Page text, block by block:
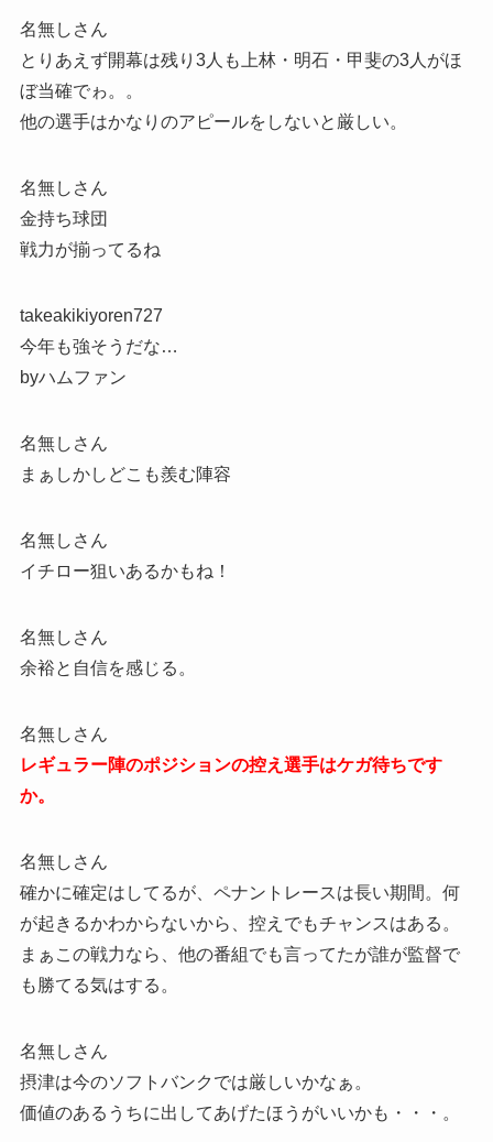
名無しさん
とりあえず開幕は残り3人も上林・明石・甲斐の3人がほ
ぼ当確でゎ。。
他の選手はかなりのアピールをしないと厳しい。
名無しさん
金持ち球団
戦力が揃ってるね
takeakikiyoren727
今年も強そうだな…
byハムファン
名無しさん
まぁしかしどこも羨む陣容
名無しさん
イチロー狙いあるかもね！
名無しさん
余裕と自信を感じる。
名無しさん
レギュラー陣のポジションの控え選手はケガ待ちです
か。
名無しさん
確かに確定はしてるが、ペナントレースは長い期間。何
が起きるかわからないから、控えでもチャンスはある。
まぁこの戦力なら、他の番組でも言ってたが誰が監督で
も勝てる気はする。
名無しさん
摂津は今のソフトバンクでは厳しいかなぁ。
価値のあるうちに出してあげたほうがいいかも・・・。